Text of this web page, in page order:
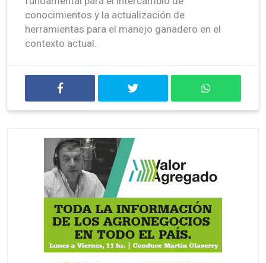
conocimientos y la actualización de
herramientas para el manejo ganadero en el
contexto actual.